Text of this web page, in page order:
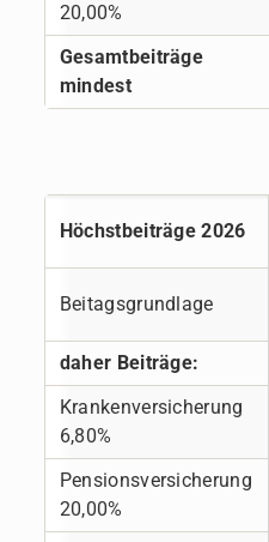
20,00%
Gesamtbeiträge
mindest
Höchstbeiträge 2026
Beitagsgrundlage
daher Beiträge:
Krankenversicherung
6,80%
Pensionsversicherung
20,00%